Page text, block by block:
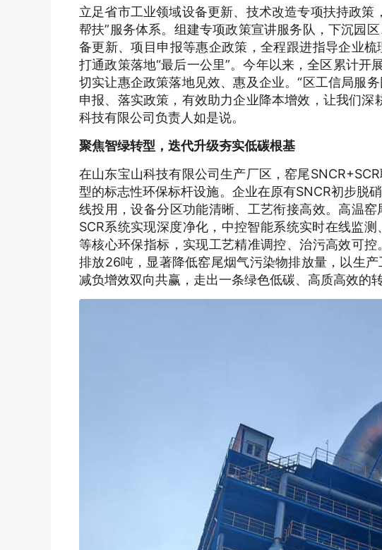
立足省市工业领域设备更新、技术改造专项扶持政
帮扶”服务体系。组建专项政策宣讲服务队，下沉园
备更新、项目申报等惠企政策，全程跟进指导企业
打通政策落地“最后一公里”。今年以来，全区累计开
切实让惠企政策落地见效、惠及企业。“区工信局服
申报、落实政策，有效助力企业降本增效，让我们
科技有限公司负责人如是说。
聚焦智绿转型，迭代升级夯实低碳根基
在山东宝山科技有限公司生产厂区，窑尾
型的标志性环保标杆设施。企业在原有SNCR初步脱
线投用，设备分区功能清晰、工艺衔接高效。高温
SCR系统实现深度净化，中控智能系统实时在线监
等核心环保指标，实现工艺精准调控、治污高效可
排放26吨，显著降低窑尾烟气污染物排放量，以生
减负增效双向共赢，走出一条绿色低碳、高质高效的